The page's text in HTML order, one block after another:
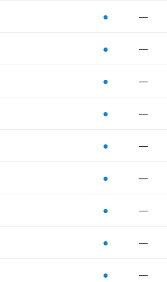
● —
● —
● —
● —
● —
● —
● —
● —
● —